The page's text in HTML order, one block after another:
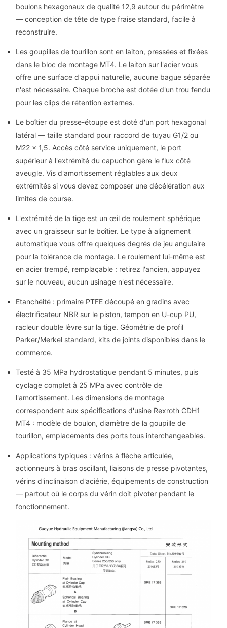
boulons hexagonaux de qualité 12,9 autour du périmètre
— conception de tête de type fraise standard, facile à
reconstruire.
Les goupilles de tourillon sont en laiton, pressées et fixées
dans le bloc de montage MT4. Le laiton sur l'acier vous
offre une surface d'appui naturelle, aucune bague séparée
n'est nécessaire. Chaque broche est dotée d'un trou fendu
pour les clips de rétention externes.
Le boîtier du presse-étoupe est doté d'un port hexagonal
latéral — taille standard pour raccord de tuyau G1/2 ou
M22 × 1,5. Accès côté service uniquement, le port
supérieur à l'extrémité du capuchon gère le flux côté
aveugle. Vis d'amortissement réglables aux deux
extrémités si vous devez composer une décélération aux
limites de course.
L'extrémité de la tige est un œil de roulement sphérique
avec un graisseur sur le boîtier. Le type à alignement
automatique vous offre quelques degrés de jeu angulaire
pour la tolérance de montage. Le roulement lui-même est
en acier trempé, remplaçable : retirez l'ancien, appuyez
sur le nouveau, aucun usinage n'est nécessaire.
Etanchéité : primaire PTFE découpé en gradins avec
électrificateur NBR sur le piston, tampon en U-cup PU,
racleur double lèvre sur la tige. Géométrie de profil
Parker/Merkel standard, kits de joints disponibles dans le
commerce.
Testé à 35 MPa hydrostatique pendant 5 minutes, puis
cyclage complet à 25 MPa avec contrôle de
l'amortissement. Les dimensions de montage
correspondent aux spécifications d'usine Rexroth CDH1
MT4 : modèle de boulon, diamètre de la goupille de
tourillon, emplacements des ports tous interchangeables.
Applications typiques : vérins à flèche articulée,
actionneurs à bras oscillant, liaisons de presse pivotantes,
vérins d'inclinaison d'aciérie, équipements de construction
— partout où le corps du vérin doit pivoter pendant le
fonctionnement.